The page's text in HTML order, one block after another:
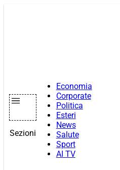
Sezioni
Economia
Corporate
Politica
Esteri
News
Salute
Sport
AI TV